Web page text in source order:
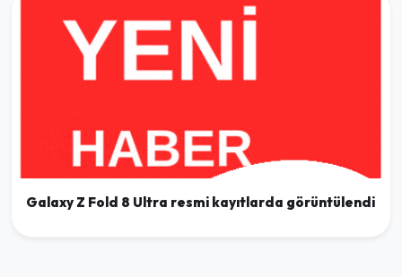
Galaxy Z Fold 8 Ultra resmi kayıtlarda görüntülendi